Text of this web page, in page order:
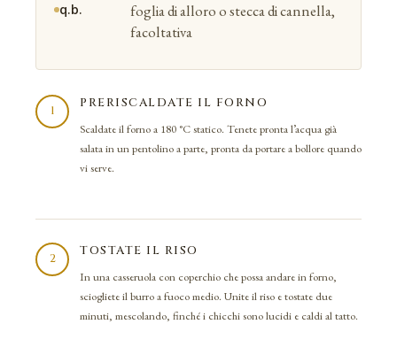
q.b.
foglia di alloro o stecca di cannella,
facoltativa
1
PRERISCALDATE IL FORNO
Scaldate il forno a 180 °C statico. Tenete pronta l’acqua già
salata in un pentolino a parte, pronta da portare a bollore quando
vi serve.
2
TOSTATE IL RISO
In una casseruola con coperchio che possa andare in forno,
sciogliete il burro a fuoco medio. Unite il riso e tostate due
minuti, mescolando, finché i chicchi sono lucidi e caldi al tatto.